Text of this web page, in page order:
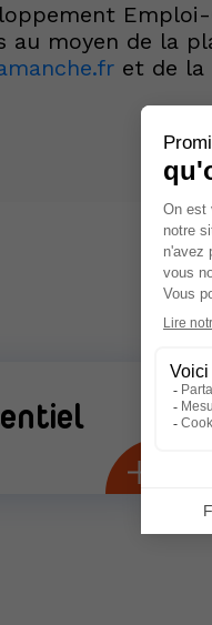
au moyen de la
et de la